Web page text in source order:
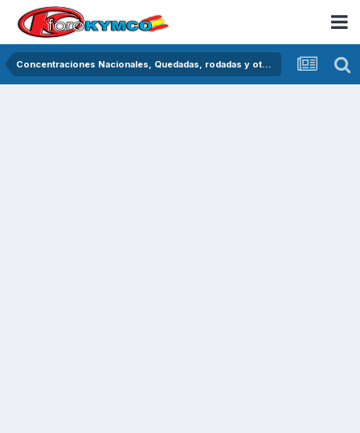
Concentraciones Nacionales, Quedadas, rodadas y otras crónicas del asfalto